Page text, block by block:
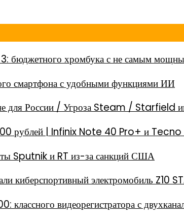
хромбука с не самым
смартфона с удобными функциями ИИ
России / Угроза Steam / Starfield
рублей | Infinix Note 40 Pro+ и
Sputnik и RT из-за санкций США
киберспортивный электромобиль Z10
видеорегистратора с